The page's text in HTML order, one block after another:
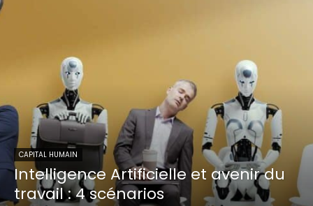
CAPITAL HUMAIN
Intelligence Artificielle et avenir du
travail : 4 scénarios